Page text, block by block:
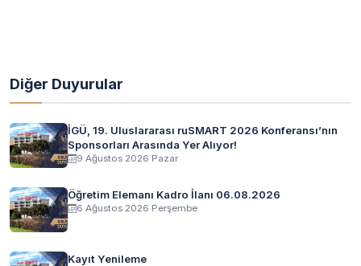
Diğer Duyurular
İGÜ, 19. Uluslararası ruSMART 2026 Konferansı’nın
Sponsorları Arasında Yer Alıyor!
9 Ağustos 2026 Pazar
Öğretim Elemanı Kadro İlanı 06.08.2026
6 Ağustos 2026 Perşembe
Kayıt Yenileme